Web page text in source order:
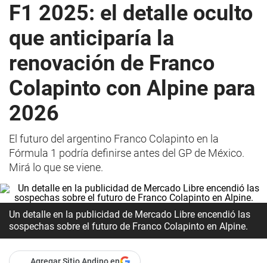
F1 2025: el detalle oculto
que anticiparía la
renovación de Franco
Colapinto con Alpine para
2026
El futuro del argentino Franco Colapinto en la
Fórmula 1 podría definirse antes del GP de México.
Mirá lo que se viene.
Un detalle en la publicidad de Mercado Libre encendió las
sospechas sobre el futuro de Franco Colapinto en Alpine.